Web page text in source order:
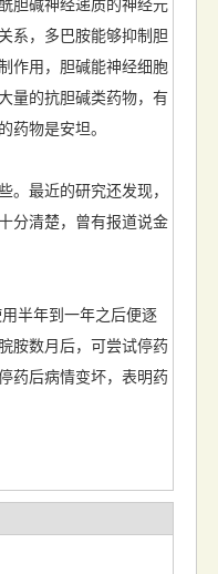
胆碱神经递质的神经元
系，多巴胺能够抑制胆
作用，胆碱能神经细胞
量的抗胆碱类药物，有
药物是安坦。
最近的研究还发现，
分清楚，曾有报道说金
半年到一年之后便逐
胺数月后，可尝试停药
药后病情变坏，表明药